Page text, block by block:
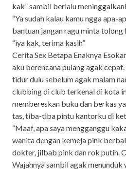
kak” sambil berlalu
“Ya sudah kalau kamu ngga apa-
bantuan jangan ragu minta tolong
“iya kak, terima kasih”
Cerita Sex Betapa Enaknya
aku berencana pulang agak
tidur dulu sebelum agak malam
clubbing di club terkenal di kota
membereskan buku dan berkas
tas, tiba-tiba pintu kantorku di
“Maaf, apa saya mengganggu
wanita dengan kemeja pink
dokter, jilbab pink dan rok putih.
Wajahnya sambil agak menunduk